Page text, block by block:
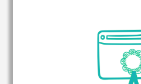
de mise en conformité